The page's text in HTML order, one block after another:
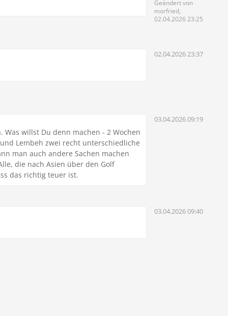
Geändert von
morfried,
02.04.2026 23:25
02.04.2026 23:37
03.04.2026 09:19
willst Du denn machen - 2 Wochen
Lembeh zwei recht unterschiedliche
man auch andere Sachen machen
die nach Asien über den Golf
das richtig teuer ist.
03.04.2026 09:40